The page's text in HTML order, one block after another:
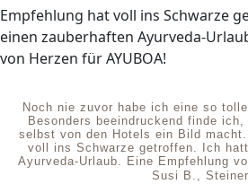
Noch nie zuvor habe ich eine so
Besonders beeindruckend finde
selbst von den Hotels ein Bild
voll ins Schwarze getroffen. Ich
Ayurveda-Urlaub. Eine Empfehlung
Susi B.,